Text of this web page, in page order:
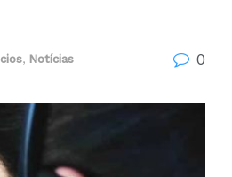
, Notícias 0